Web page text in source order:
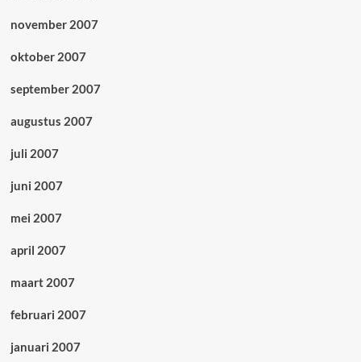
november 2007
oktober 2007
september 2007
augustus 2007
juli 2007
juni 2007
mei 2007
april 2007
maart 2007
februari 2007
januari 2007